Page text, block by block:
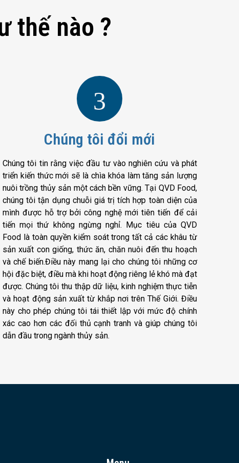
thế nào ?
3
Chúng tôi đổi mới
Chúng tôi tin rằng việc đầu tư vào nghiên cứu và phát
triển kiến thức mới sẽ là chìa khóa làm tăng sản lượng
nuôi trồng thủy sản một cách bền vững. Tại QVD Food,
chúng tôi tận dụng chuỗi giá trị tích hợp toàn diện của
mình được hỗ trợ bởi công nghệ mới tiên tiến để cải
tiến mọi thứ không ngừng nghỉ. Mục tiêu của QVD
Food là toàn quyền kiểm soát trong tất cả các khâu từ
sản xuất con giống, thức ăn, chăn nuôi đến thu hoạch
và chế biến.Điều này mang lại cho chúng tôi những cơ
hội đặc biệt, điều mà khi hoạt động riêng lẻ khó mà đạt
được. Chúng tôi thu thập dữ liệu, kinh nghiệm thực tiễn
và hoạt động sản xuất từ khắp nơi trên Thế Giới. Điều
này cho phép chúng tôi tái thiết lập với mức độ chính
xác cao hơn các đối thủ cạnh tranh và giúp chúng tôi
dẫn đầu trong ngành thủy sản.